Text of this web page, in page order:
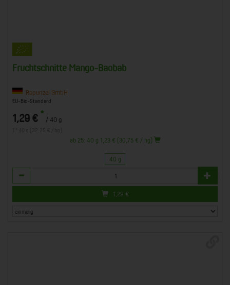
Fruchtschnitte Mango-Baobab
Rapunzel GmbH
EU-Bio-Standard
1,29 € * / 40 g
ab 25: 40 g 1,23 € (30,75 € / kg)
40 g
Anzahl
1,29 €